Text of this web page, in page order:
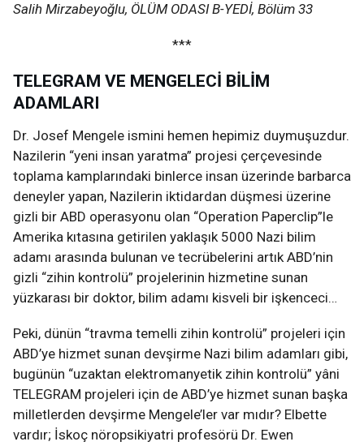
Salih Mirzabeyoğlu, ÖLÜM ODASI B-YEDİ, Bölüm 33
***
TELEGRAM VE MENGELECİ BİLİM
ADAMLARI
Dr. Josef Mengele ismini hemen hepimiz duymuşuzdur.
Nazilerin “yeni insan yaratma” projesi çerçevesinde
toplama kamplarındaki binlerce insan üzerinde barbarca
deneyler yapan, Nazilerin iktidardan düşmesi üzerine
gizli bir ABD operasyonu olan “Operation Paperclip”le
Amerika kıtasına getirilen yaklaşık 5000 Nazi bilim
adamı arasında bulunan ve tecrübelerini artık ABD’nin
gizli “zihin kontrolü” projelerinin hizmetine sunan
yüzkarası bir doktor, bilim adamı kisveli bir işkenceci…
Peki, dünün “travma temelli zihin kontrolü” projeleri için
ABD’ye hizmet sunan devşirme Nazi bilim adamları gibi,
bugünün “uzaktan elektromanyetik zihin kontrolü” yâni
TELEGRAM projeleri için de ABD’ye hizmet sunan başka
milletlerden devşirme Mengele’ler var mıdır? Elbette
vardır; İskoç nöropsikiyatri profesörü Dr. Ewen